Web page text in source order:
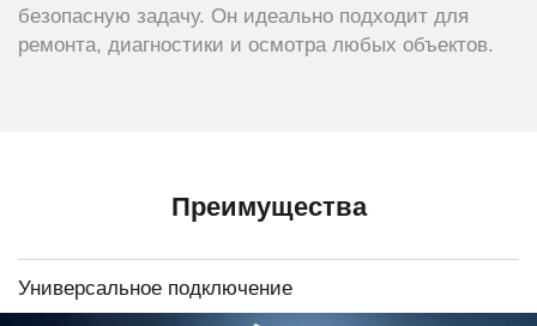
безопасную задачу. Он идеально подходит для
ремонта, диагностики и осмотра любых объектов.
Преимущества
Универсальное подключение